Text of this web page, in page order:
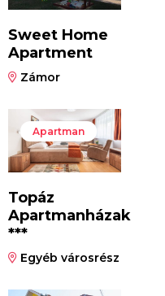
Sweet Home
Apartment
Zámor
Apartman
Topáz
Apartmanházak
***
Egyéb városrész